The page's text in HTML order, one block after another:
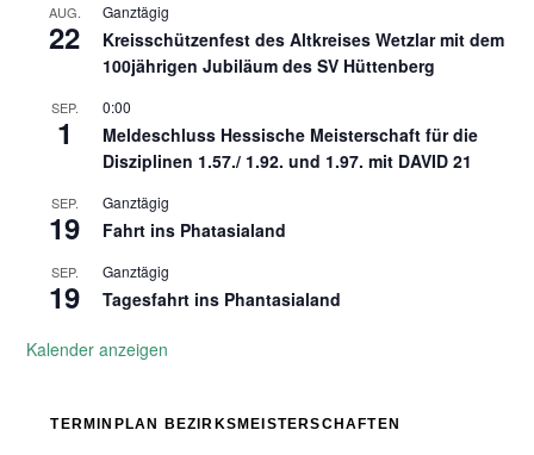
AUG.
22
Ganztägig
Kreisschützenfest des Altkreises Wetzlar mit dem
100jährigen Jubiläum des SV Hüttenberg
SEP.
1
0:00
Meldeschluss Hessische Meisterschaft für die
Disziplinen 1.57./ 1.92. und 1.97. mit DAVID 21
SEP.
19
Ganztägig
Fahrt ins Phatasialand
SEP.
19
Ganztägig
Tagesfahrt ins Phantasialand
Kalender anzeigen
TERMINPLAN BEZIRKSMEISTERSCHAFTEN